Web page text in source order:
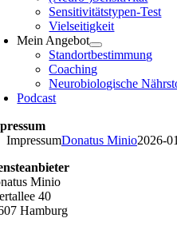
Sensitivitätstypen-Test
Vielseitigkeit
Mein Angebot
Standortbestimmung
Coaching
Neurobiologische
Podcast
ImpressumDonatus Minio2026-
Minio
40
Hamburg